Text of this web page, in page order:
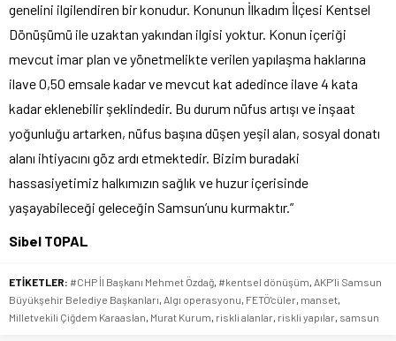
genelini ilgilendiren bir konudur. Konunun İlkadım İlçesi Kentsel
Dönüşümü ile uzaktan yakından ilgisi yoktur. Konun içeriği
mevcut imar plan ve yönetmelikte verilen yapılaşma haklarına
ilave 0,50 emsale kadar ve mevcut kat adedince ilave 4 kata
kadar eklenebilir şeklindedir. Bu durum nüfus artışı ve inşaat
yoğunluğu artarken, nüfus başına düşen yeşil alan, sosyal donatı
alanı ihtiyacını göz ardı etmektedir. Bizim buradaki
hassasiyetimiz halkımızın sağlık ve huzur içerisinde
yaşayabileceği geleceğin Samsun’unu kurmaktır.”
Sibel TOPAL
ETİKETLER: #CHP İl Başkanı Mehmet Özdağ, #kentsel dönüşüm, AKP’li Samsun
Büyükşehir Belediye Başkanları, Algı operasyonu, FETÖ'cüler, manset,
Milletvekili Çiğdem Karaaslan, Murat Kurum, riskli alanlar, riskli yapılar, samsun